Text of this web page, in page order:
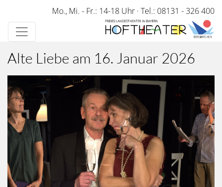
Direkt
zum
Inhalt
Mo., Mi. - Fr.: 14-18 Uhr · Tel.: 08131 - 326 400
Alte Liebe am 16. Januar 2026